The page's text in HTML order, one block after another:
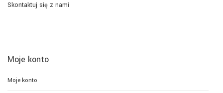
Skontaktuj się z nami
Moje konto
Moje konto